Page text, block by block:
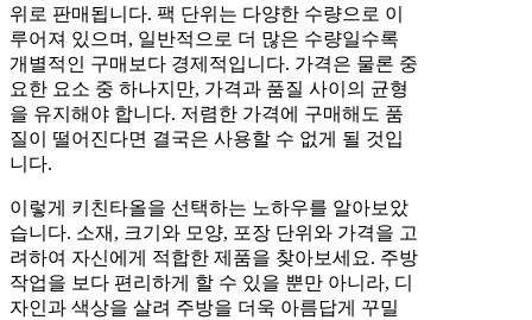
위로 판매됩니다. 팩 단위는 다양한 수량으로 이
루어져 있으며, 일반적으로 더 많은 수량일수록
개별적인 구매보다 경제적입니다. 가격은 물론 중
요한 요소 중 하나지만, 가격과 품질 사이의 균형
을 유지해야 합니다. 저렴한 가격에 구매해도 품
질이 떨어진다면 결국은 사용할 수 없게 될 것입
니다.
이렇게 키친타올을 선택하는 노하우를 알아보았
습니다. 소재, 크기와 모양, 포장 단위와 가격을 고
려하여 자신에게 적합한 제품을 찾아보세요. 주방
작업을 보다 편리하게 할 수 있을 뿐만 아니라, 디
자인과 색상을 살려 주방을 더욱 아름답게 꾸밀